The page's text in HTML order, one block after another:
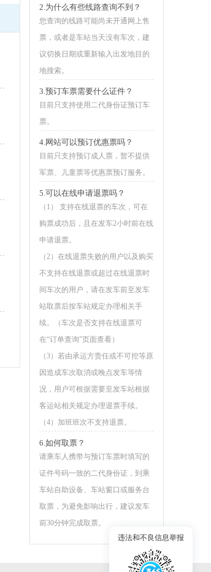
2.为什么有些线路查询不到？
您查询的线路可能尚未开通网上售
票，或者是车站当天没有车次，建
议切换日期或重新输入出发地目的
地搜索。
3.预订车票需要什么证件？
目前只支持使用二代身份证预订车
票。
4.网站可以预订优惠票吗？
目前只支持预订成人票，暂不提供
军票、儿童票等优惠票预订服务。
5.可以在线申请退票吗？
（1） 支持在线退票的车次，可在
购票成功后，且在发车2小时前在线
申请退票。
（2）在线退票失败的用户以及购买
不支持在线退票或超过在线退票时
间车次的用户，请在发车前至发车
站取票后按车站规定办理相关手
续。（车次是否支持在线退票可
在“订单查询”页面查看）
（3）若由承运方责任或不可控等原
因造成车次取消或晚点发车等情
况，用户可根据需要至发车站根据
客运站相关规定办理退票手续。
（4）加班班次不支持退票。
6.如何取票？
请乘车人携带与预订车票时填写的
证件号码一致的二代身份证，到乘
车站自助设备、车站窗口或服务台
取票，为避免影响出行，建议发车
前30分钟完成取票。
违法和不良信息举报